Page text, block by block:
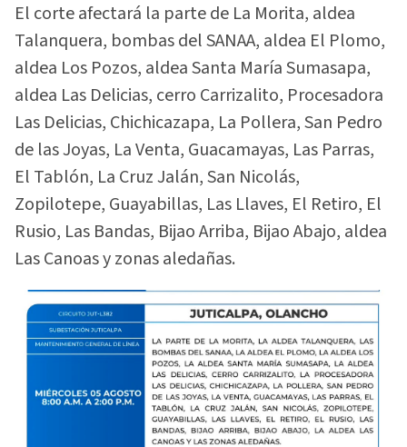
El corte afectará la parte de La Morita, aldea
Talanquera, bombas del SANAA, aldea El Plomo,
aldea Los Pozos, aldea Santa María Sumasapa,
aldea Las Delicias, cerro Carrizalito, Procesadora
Las Delicias, Chichicazapa, La Pollera, San Pedro
de las Joyas, La Venta, Guacamayas, Las Parras,
El Tablón, La Cruz Jalán, San Nicolás,
Zopilotepe, Guayabillas, Las Llaves, El Retiro, El
Rusio, Las Bandas, Bijao Arriba, Bijao Abajo, aldea
Las Canoas y zonas aledañas.